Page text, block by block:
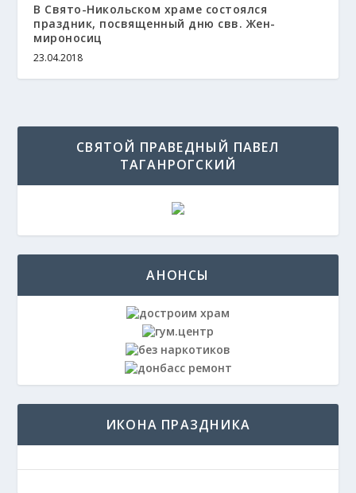
В Свято-Никольском храме состоялся
праздник, посвященный дню свв. Жен-
мироносиц
23.04.2018
СВЯТОЙ ПРАВЕДНЫЙ ПАВЕЛ
ТАГАНРОГСКИЙ
АНОНСЫ
ИКОНА ПРАЗДНИКА